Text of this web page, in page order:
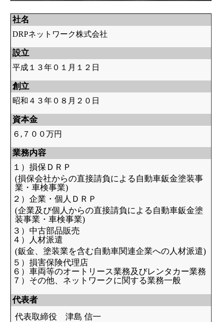
社名
DRPネットワーク株式会社
設立
平成１３年０１月１２日
創立
昭和４３年０８月２０日
資本金
６,７００万円
業務内容
１）損保ＤＲＰ
(損保会社からの直接請負による自動車鈑金塗装事
業・車検事業)
２）企業・個人ＤＲＰ
(企業及び個人からの直接請負による自動車鈑金塗
装事業・車検事業)
３）中古部品販売
４）人材派遣
(鈑金、塗装業を含む自動車関連企業への人材派遣)
５）損害保険代理店
６）車両等のオートリース業務及びレンタカー業務
７）その他、ネットワークに関する業務一般
代表者
代表取締役 津島 信一